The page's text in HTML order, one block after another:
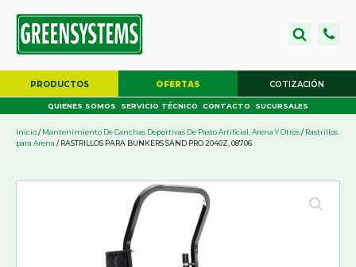
PRODUCTOS OFERTAS COTIZACIÓN
QUIENES SOMOS SERVICIO TÉCNICO CONTACTO SUCURSALES
Inicio/Mantenimiento De Canchas Deportivas De Pasto Artificial, Arena Y Otros/Rastrillos
para Arena / RASTRILLOS PARA BUNKERS SAND PRO 2040Z, 08706